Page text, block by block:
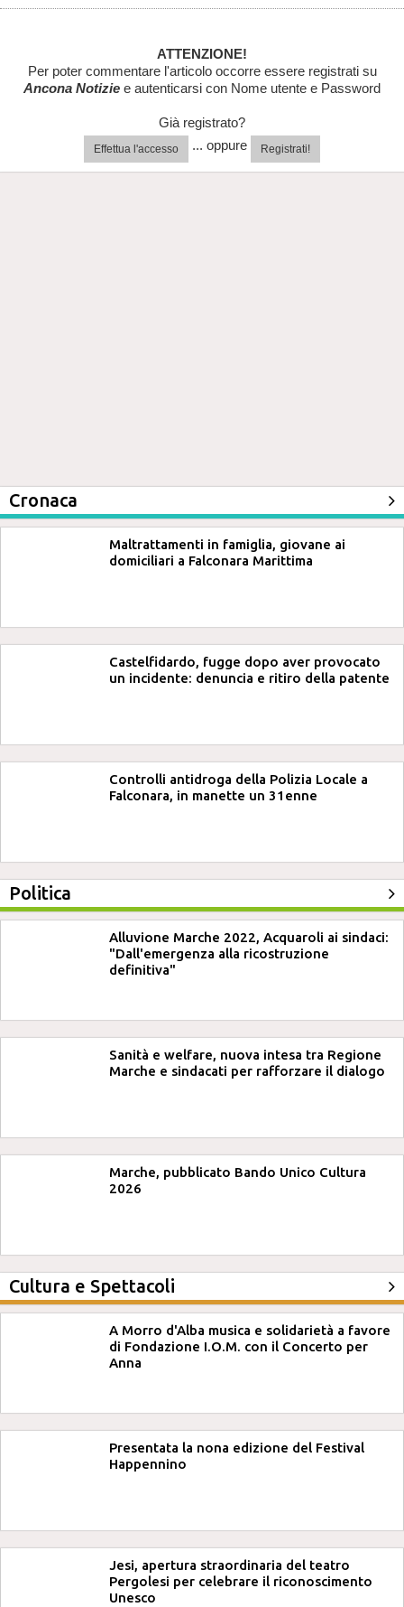
ATTENZIONE!
Per poter commentare l'articolo occorre essere registrati su
Ancona Notizie e autenticarsi con Nome utente e Password
Già registrato?
Effettua l'accesso ... oppure Registrati!
Cronaca
Maltrattamenti in famiglia, giovane ai
domiciliari a Falconara Marittima
Castelfidardo, fugge dopo aver provocato
un incidente: denuncia e ritiro della patente
Controlli antidroga della Polizia Locale a
Falconara, in manette un 31enne
Politica
Alluvione Marche 2022, Acquaroli ai sindaci:
"Dall'emergenza alla ricostruzione
definitiva"
Sanità e welfare, nuova intesa tra Regione
Marche e sindacati per rafforzare il dialogo
Marche, pubblicato Bando Unico Cultura
2026
Cultura e Spettacoli
A Morro d'Alba musica e solidarietà a favore
di Fondazione I.O.M. con il Concerto per
Anna
Presentata la nona edizione del Festival
Happennino
Jesi, apertura straordinaria del teatro
Pergolesi per celebrare il riconoscimento
Unesco